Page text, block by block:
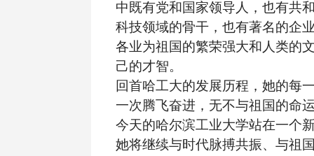
中既有党和国家领导人，也有共
科技领域的骨干，也有著名的企
各业为祖国的繁荣强大和人类的
己的才智。
回首哈工大的发展历程，她的每
一次腾飞奋进，无不与祖国的命
今天的哈尔滨工业大学站在一个
她将继续与时代脉搏共振、与祖